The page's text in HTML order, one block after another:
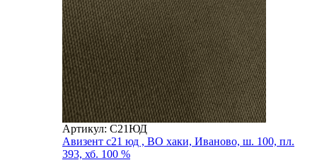
Артикул: С21ЮД
Авизент с21 юд , ВО хаки, Иваново, ш. 100, пл.
393, хб. 100 %